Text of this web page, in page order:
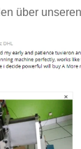
über